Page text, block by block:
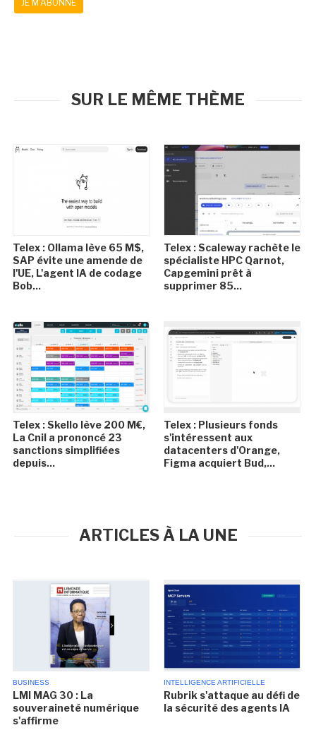
JE M'ABONNE
SUR LE MÊME THÈME
Telex : Ollama lève 65 M$,
SAP évite une amende de
l'UE, L'agent IA de codage
Bob...
Telex : Scaleway rachète le
spécialiste HPC Qarnot,
Capgemini prêt à
supprimer 85...
Telex : Skello lève 200 M€,
La Cnil a prononcé 23
sanctions simplifiées
depuis...
Telex : Plusieurs fonds
s'intéressent aux
datacenters d'Orange,
Figma acquiert Bud,...
ARTICLES À LA UNE
BUSINESS
LMI MAG 30 : La
souveraineté numérique
s'affirme
INTELLIGENCE ARTIFICIELLE
Rubrik s'attaque au défi de
la sécurité des agents IA